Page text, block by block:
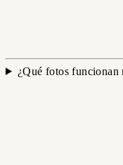
¿Qué fotos funcionan